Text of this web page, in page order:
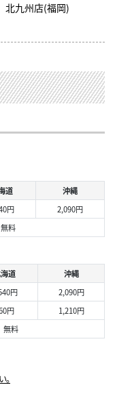
北九州店(福岡)
道
沖縄
円
2,090円
無料
道
沖縄
円
2,090円
円
1,210円
無料
。